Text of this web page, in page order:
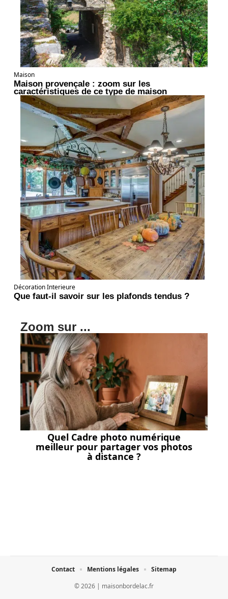
Maison
Maison provençale : zoom sur les
caractéristiques de ce type de maison
Décoration Interieure
Que faut-il savoir sur les plafonds tendus ?
Zoom sur ...
Quel Cadre photo numérique
meilleur pour partager vos photos
à distance ?
© 2026 | maisonbordelac.fr
Contact Mentions légales Sitemap